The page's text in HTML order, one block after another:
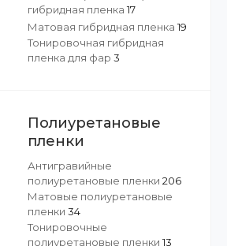
гибридная пленка 17
Матовая гибридная пленка 19
Тонировочная гибридная
пленка для фар 3
Полиуретановые
пленки
Антигравийные
полиуретановые пленки 206
Матовые полиуретановые
пленки 34
Тонировочные
полиуретановые пленки 13